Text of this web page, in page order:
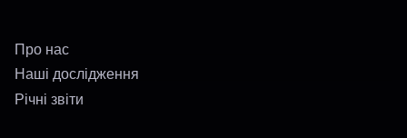
Про нас
Наші дослідження
Річні звіти